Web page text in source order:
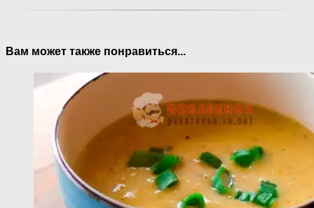
Вам может также понравиться...